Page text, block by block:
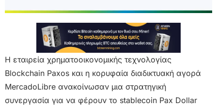
Η εταιρεία χρηματοοικονομικής τεχνολογίας
Blockchain Paxos και η κορυφαία διαδικτυακή αγορά
MercadoLibre ανακοίνωσαν μια στρατηγική
συνεργασία για να φέρουν το stablecoin Pax Dollar